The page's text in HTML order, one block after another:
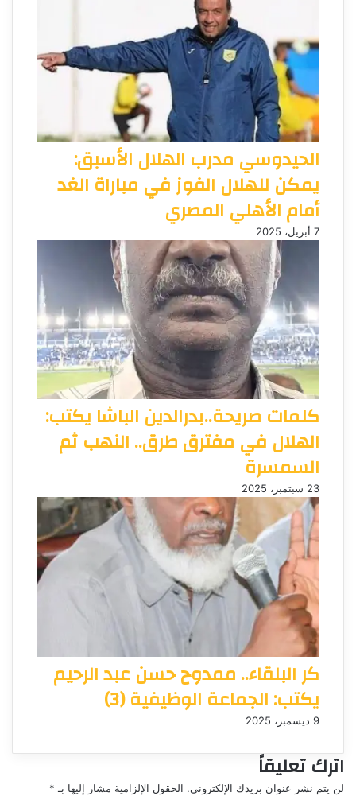
الحيدوسي مدرب الهلال الأسبق:
يمكن للهلال الفوز في مباراة الغد
أمام الأهلي المصري
7 أبريل، 2025
كلمات صريحة..بدرالدين الباشا يكتب:
الهلال في مفترق طرق.. النهب ثم
السمسرة
23 سبتمبر، 2025
كر البلقاء.. ممدوح حسن عبد الرحيم
يكتب: الجماعة الوظيفية (3)
9 ديسمبر، 2025
اترك تعليقاً
لن يتم نشر عنوان بريدك الإلكتروني. الحقول الإلزامية مشار إليها بـ *